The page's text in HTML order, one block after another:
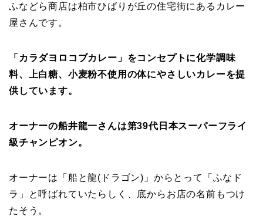
ふなどら商店は柏市ひばりが丘の住宅街にあるカレー
屋さんです。
「カラダヨロコブカレー」をコンセプトに化学調味
料、上白糖、小麦粉不使用の体にやさしいカレーを提
供しています。
オーナーの船井龍一さんは第39代日本スーパーフライ
級チャンピオン。
オーナーは「船と龍(ドラゴン)」からとって「ふなド
ラ」と呼ばれていたらしく、底からお店の名前もつけ
たそう。